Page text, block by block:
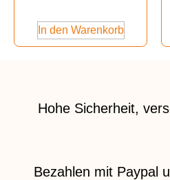
In den Warenkorb
Hohe Sicherheit,
Bezahlen mit Paypal